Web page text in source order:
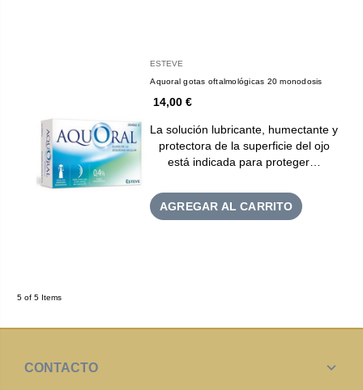
ESTEVE
Aquoral gotas oftalmológicas 20 monodosis
14,00 €
La solución lubricante, humectante y
protectora de la superficie del ojo
está indicada para proteger…
AGREGAR AL CARRITO
5 of 5 Items
CONTACTO